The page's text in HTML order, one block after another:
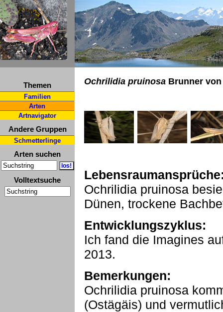
Themen
Familien
Arten
Artnavigator
Andere Gruppen
Schmetterlinge
Arten suchen
Volltextsuche
Ochrilidia pruinosa Brunner von
Ochrilidia pruinosa
Dünen, trockene
Entwicklungszyklus:
Ich fand die Imagines
2013.
Bemerkungen:
Ochrilidia pruinosa
(Ostägäis) und